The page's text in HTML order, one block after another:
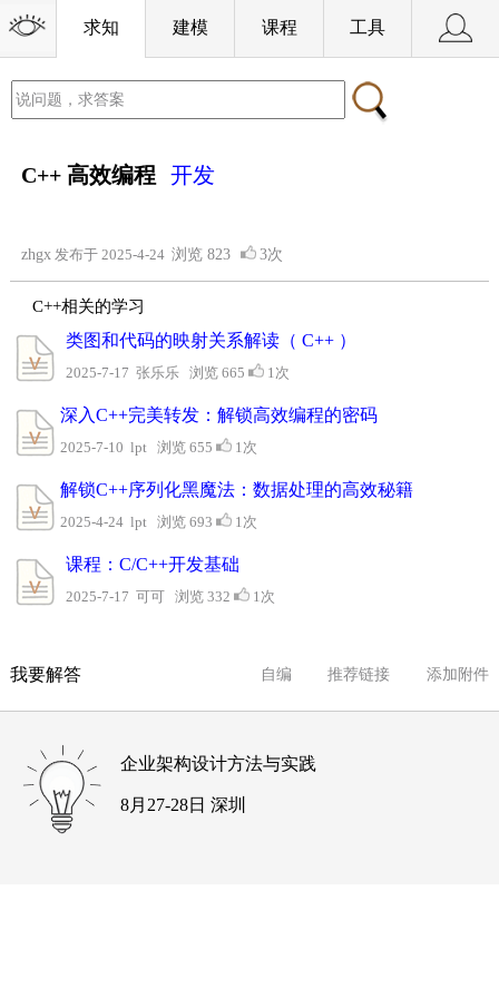
求知 建模 课程 工具
C++ 高效编程 开发
zhgx 发布于 2025-4-24 浏览 823 3次
C++相关的学习
类图和代码的映射关系解读（ C++ ）
2025-7-17 张乐乐 浏览 665 1次
深入C++完美转发：解锁高效编程的密码
2025-7-10 lpt 浏览 655 1次
解锁C++序列化黑魔法：数据处理的高效秘籍
2025-4-24 lpt 浏览 693 1次
课程：C/C++开发基础
2025-7-17 可可 浏览 332 1次
我要解答 自编 推荐链接 添加附件
企业架构设计方法与实践
8月27-28日 深圳